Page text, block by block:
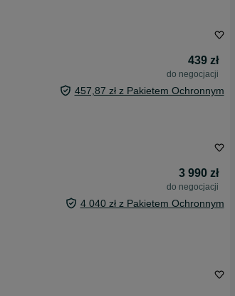
439 zł
do negocjacji
457,87 zł z Pakietem Ochronnym
3 990 zł
do negocjacji
4 040 zł z Pakietem Ochronnym